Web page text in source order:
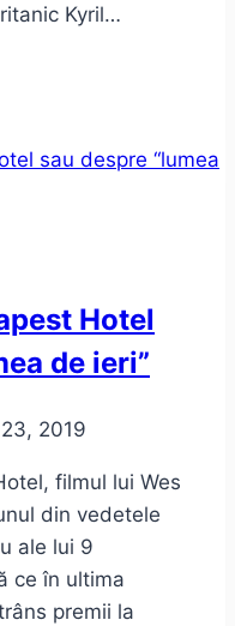
Kyril…
Hotel
de ieri”
2019
filmul lui Wes
din vedetele
ale lui 9
ce în ultima
premii la